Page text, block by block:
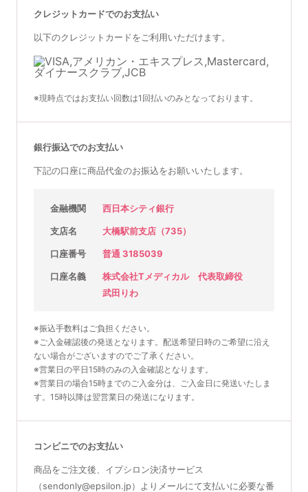
クレジットカードでのお支払い
以下のクレジットカードをご利用いただけます。
※現時点ではお支払い回数は1回払いのみとなっております。
銀行振込でのお支払い
下記の口座に商品代金のお振込をお願いいたします。
金融機関 西日本シティ銀行
支店名 大橋駅前支店（735）
口座番号 普通 3185039
口座名義
株式会社Tメディカル 代表取締役
武田りわ
※振込手数料はご負担ください。
※ご入金確認後の発送となります。配送希望日時のご希望に沿え
ない場合がございますのでご了承ください。
※営業日の平日15時のみの入金確認となります。
※営業日の場合15時までのご入金分は、ご入金日に発送いたしま
す。15時以降は翌営業日の発送になります。
コンビニでのお支払い
商品をご注文後、イプシロン決済サービス
（sendonly@epsilon.jp）よりメールにて支払いに必要な番